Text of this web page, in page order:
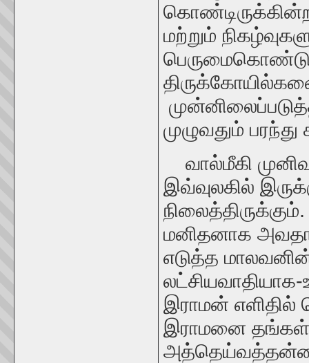
மற்றும்
முழுவதும்
வால்மீகி
இவ்வுலகில்
மனிதனாக
எடுத்த
இராமன்
இராமனை தங்கள்
அத்தெய்வத்தன்மை